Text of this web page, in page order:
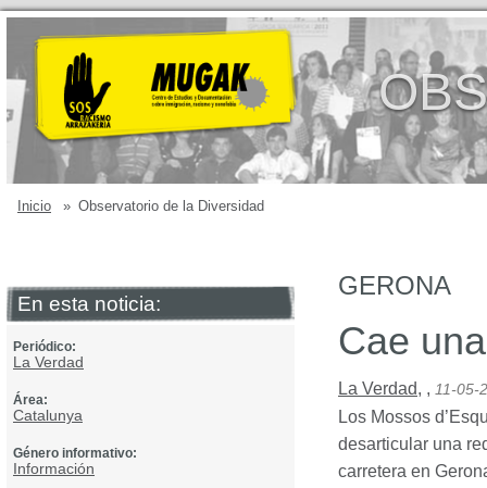
Inicio » Observatorio de la Diversidad
En esta noticia:
Periódico:
La Verdad
Área:
Catalunya
Género informativo:
Información
GERONA
Cae
La Verdad, , 11-05-
Los Mossos
desarticular una
carretera en